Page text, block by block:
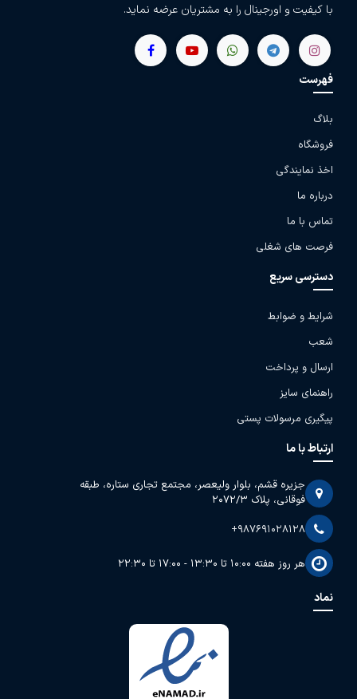
با کیفیت و اورجینال را به مشتریان عرضه نماید.
فهرست
بلاگ
فروشگاه
اخذ نمایندگی
درباره ما
تماس با ما
فرصت های شغلی
دسترسی سریع
شرایط و ضوابط
شعب
ارسال و پرداخت
راهنمای سایز
پیگیری مرسولات پستی
ارتباط با ما
جزیره قشم، بلوار ولیعصر، مجتمع تجاری ستاره، طبقه
فوقانی، پلاک 2072/3
+987691028128
هر روز هفته 10:00 تا 13:30 - 17:00 تا 22:30
نماد